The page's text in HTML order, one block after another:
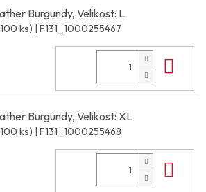
Burgundy, Velikost: L
ks) | F131_1000255467
Burgundy, Velikost: XL
ks) | F131_1000255468